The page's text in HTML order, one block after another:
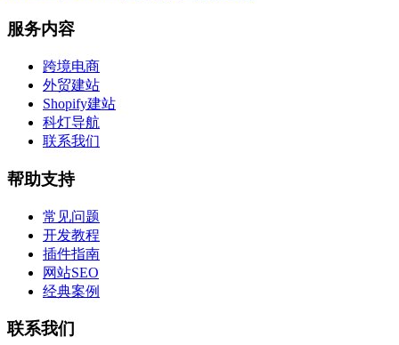
服务内容
跨境电商
外贸建站
Shopify建站
科灯导航
联系我们
帮助支持
常见问题
开发教程
插件指南
网站SEO
经典案例
联系我们